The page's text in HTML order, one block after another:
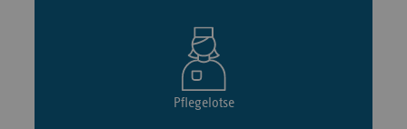
Pflegelotse